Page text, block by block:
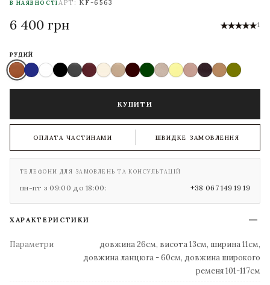
В НАЯВНОСТІАРТ: KF-6563
6 400 грн 1
РУДИЙ
КУПИТИ
ОПЛАТА ЧАСТИНАМИ ШВИДКЕ ЗАМОВЛЕННЯ
ТЕЛЕФОНИ ДЛЯ ЗАМОВЛЕНЬ ТА КОНСУЛЬТАЦІЙ
пн-пт з 09:00 до 18:00: +38 067 149 19 19
ХАРАКТЕРИСТИКИ
Параметри
довжина 26см, висота 13см, ширина 11см,
довжина ланцюга - 60см, довжина широкого
ременя 101-117см